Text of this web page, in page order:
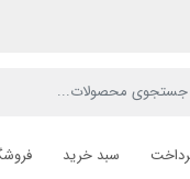
سبد خرید